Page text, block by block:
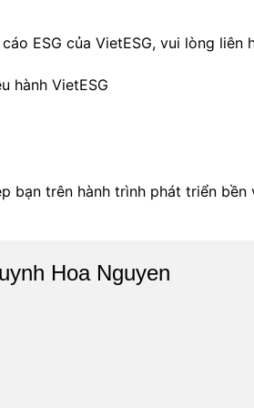
ESG của VietESG, vui lòng liên
hành VietESG
bạn trên hành trình phát triển
Hoa Nguyen